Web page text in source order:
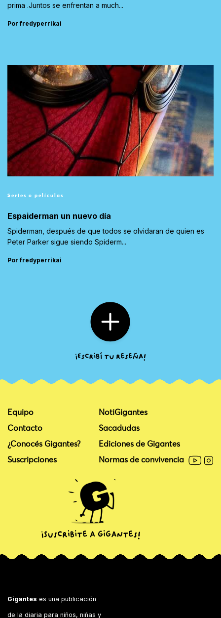
prima .Juntos se enfrentan a much...
Por fredyperrikai
Series o películas
Espaiderman un nuevo día
Spiderman, después de que todos se olvidaran de quien es
Peter Parker sigue siendo Spiderm...
Por fredyperrikai
Equipo
Contacto
¿Conocés Gigantes?
Suscripciones
NotiGigantes
Sacadudas
Ediciones de Gigantes
Normas de convivencia
Gigantes es una publicación
de la diaria para niños, niñas y